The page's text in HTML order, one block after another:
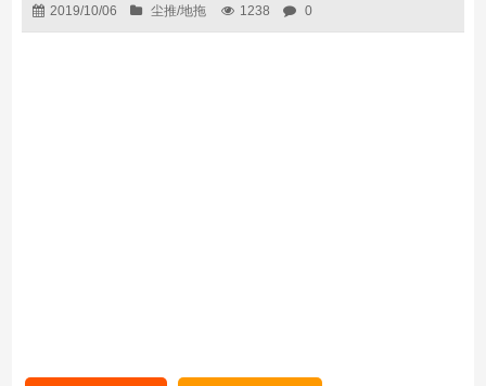
2019/10/06 尘推/地拖 1238 0